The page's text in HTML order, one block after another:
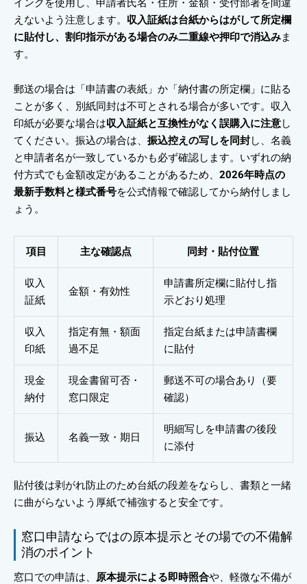
インクを使用し、申請者氏名・住所・金額・受付部署を間違
えないよう注意します。 収入証紙は台紙からはがして所定欄
に貼付し、割印指示がある場合のみ二重線や押印で消込みま
す。
郵送の場合は「申請書の表紙」か「納付書の所定欄」に貼る
ことが多く、別紙同封は不可とされる場合が多いです。収入
印紙が必要な場合は収入証紙と互換性がなく誤購入に注意し
てください。振込の場合は、 振込控えの写しを同封し、名義
と申請者名が一致しているかも必ず確認します。いずれの納
付方式でも金額改定があることがあるため、 2026年時点の
最新手数料と様式番号を公式情報で確認してから納付しまし
ょう。
項目 主な確認点 同封・貼付位置
収入
証紙
金額・有効性
申請書所定欄に貼付し指
示どおり処理
収入
印紙
指定有無・額面
過不足
指定台紙または申請書欄
に貼付
現金
納付
現金書留可否・
窓口限定
郵送不可の場合あり（要
確認）
振込 名義一致・期日
明細写しを申請書の後段
に添付
貼付後は剥がれ防止のため台紙の段差をならし、書類と一緒
に曲がらないよう厚紙で補強すると安全です。
窓口申請ならではの原本提示とその場での不備解
消のポイント
窓口での申請は、 原本提示による即時照合や、軽微な不備が